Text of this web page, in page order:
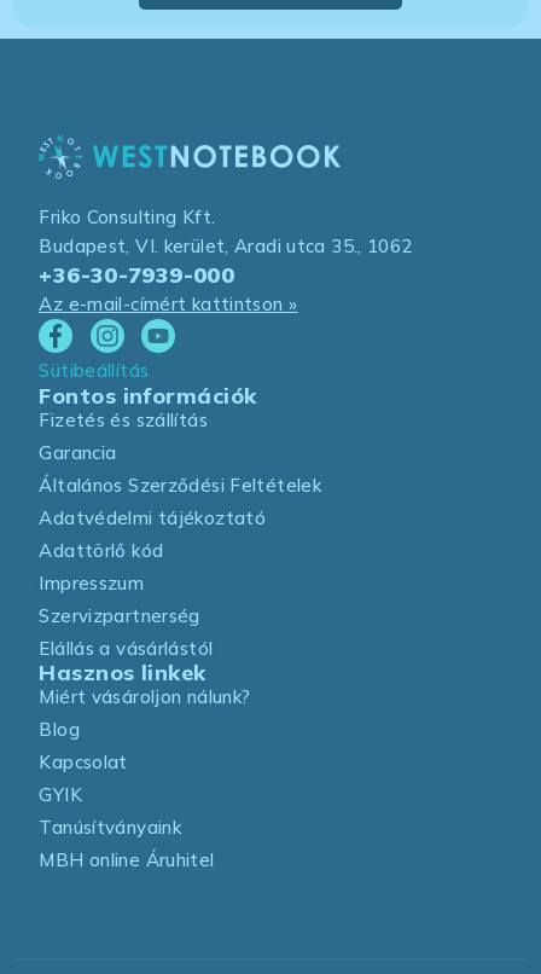
Friko Consulting Kft.
Budapest, VI. kerület, Aradi utca 35., 1062
+36-30-7939-000
Az e-mail-címért kattintson »
Sütibeállítás
Fontos információk
Fizetés és szállítás
Garancia
Általános Szerződési Feltételek
Adatvédelmi tájékoztató
Adattörlő kód
Impresszum
Szervizpartnerség
Elállás a vásárlástól
Hasznos linkek
Miért vásároljon nálunk?
Blog
Kapcsolat
GYIK
Tanúsítványaink
MBH online Áruhitel